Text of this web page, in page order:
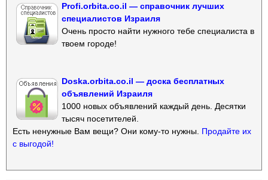
Profi.orbita.co.il — справочник лучших
специалистов Израиля
Очень просто найти нужного тебе специалиста в
твоем городе!
Doska.orbita.co.il — доска бесплатных
объявлений Израиля
1000 новых объявлений каждый день. Десятки
тысяч посетителей.
Есть ненужные Вам вещи? Они кому-то нужны. Продайте их
с выгодой!